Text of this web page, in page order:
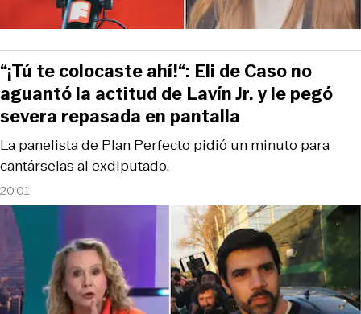
20:01
La panelista de Plan Perfecto pidió un minuto para
cantárselas al exdiputado.
“¡Tú te colocaste ahí!“: Eli de Caso no
aguantó la actitud de Lavín Jr. y le pegó
severa repasada en pantalla